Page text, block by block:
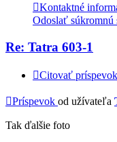
Kontaktné
Odoslať súkromnú
Re: Tatra 603-1
Citovať príspevok
Príspevok od užívateľa
Tak ďalšie foto